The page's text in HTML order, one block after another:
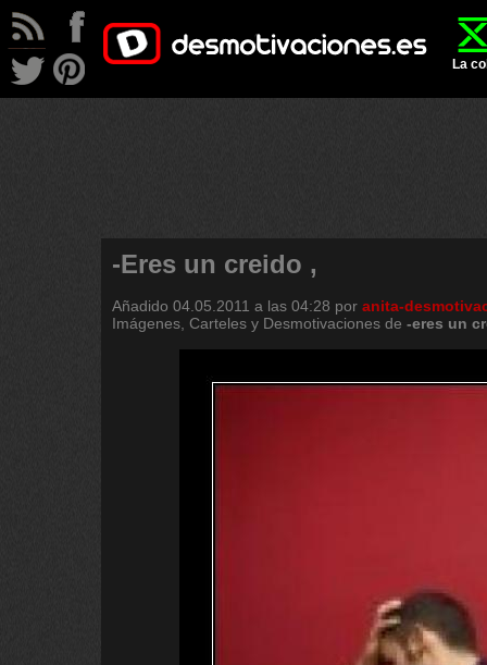
La
-Eres un creido ,
Añadido 04.05.2011 a las 04:28 por anita-
Imágenes, Carteles y Desmotivaciones de -eres un